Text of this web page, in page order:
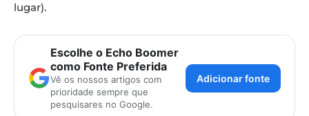
lugar).
Escolhe o Echo Boomer
como Fonte Preferida
Vê os nossos artigos com
prioridade sempre que
pesquisares no Google.
Adicionar fonte